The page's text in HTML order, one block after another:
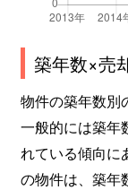
築年数×売
物件の築年数別
一般的には築年
れている傾向に
の物件は、築年